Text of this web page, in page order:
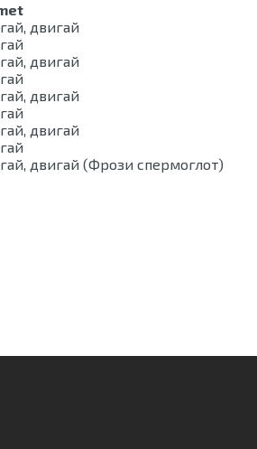
двигай
двигай
двигай
двигай
двигай (Фрози спермоглот)